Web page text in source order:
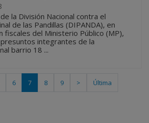
la División Nacional contra el
de las Pandillas (DIPANDA), en
fiscales del Ministerio Público (MP),
integrantes de la
barrio 18 ...
6 7 8 9 > Última